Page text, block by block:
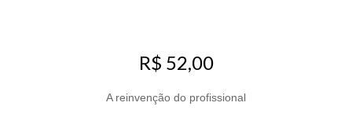
R$ 52,00
A reinvenção do profissional